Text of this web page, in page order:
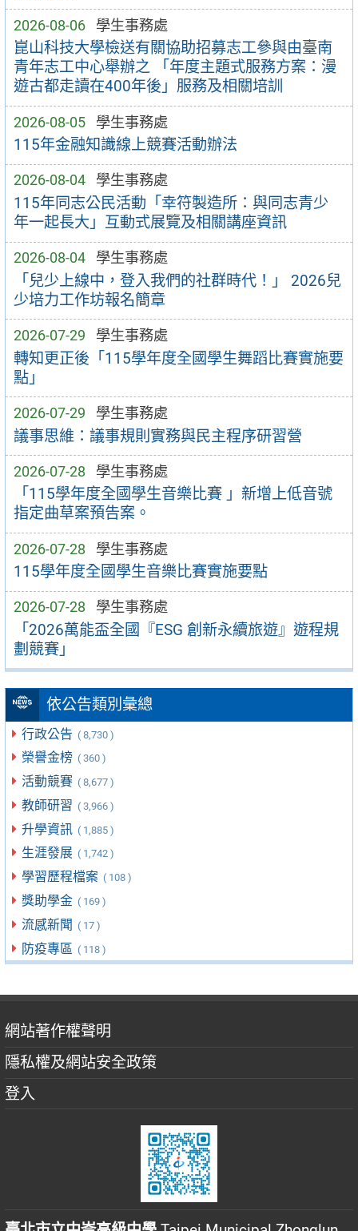
2026-08-06 學生事務處
崑山科技大學檢送有關協助招募志工參與由臺南
青年志工中心舉辦之 「年度主題式服務方案：漫
遊古都走讀在400年後」服務及相關培訓
2026-08-05 學生事務處
115年金融知識線上競賽活動辦法
2026-08-04 學生事務處
115年同志公民活動「幸符製造所：與同志青少
年一起長大」互動式展覽及相關講座資訊
2026-08-04 學生事務處
「兒少上線中，登入我們的社群時代！」 2026兒
少培力工作坊報名簡章
2026-07-29 學生事務處
轉知更正後「115學年度全國學生舞蹈比賽實施要
點」
2026-07-29 學生事務處
議事思維：議事規則實務與民主程序研習營
2026-07-28 學生事務處
「115學年度全國學生音樂比賽 」新增上低音號
指定曲草案預告案。
2026-07-28 學生事務處
115學年度全國學生音樂比賽實施要點
2026-07-28 學生事務處
「2026萬能盃全國『ESG 創新永續旅遊』遊程規
劃競賽」
依公告類別彙總
行政公告 ( 8,730 )
榮譽金榜 ( 360 )
活動競賽 ( 8,677 )
教師研習 ( 3,966 )
升學資訊 ( 1,885 )
生涯發展 ( 1,742 )
學習歷程檔案 ( 108 )
獎助學金 ( 169 )
流感新聞 ( 17 )
防疫專區 ( 118 )
網站著作權聲明
隱私權及網站安全政策
登入